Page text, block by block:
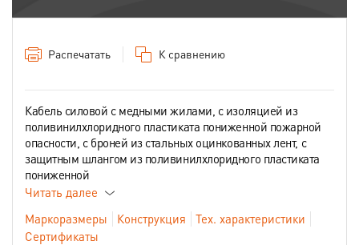
Распечатать К сравнению
Кабель силовой с медными жилами, с изоляцией из
поливинилхлоридного пластиката пониженной пожарной
опасности, с броней из стальных оцинкованных лент, с
защитным шлангом из поливинилхлоридного пластиката
пониженной
Читать далее
Маркоразмеры
Конструкция
Тех. характеристики
Сертификаты